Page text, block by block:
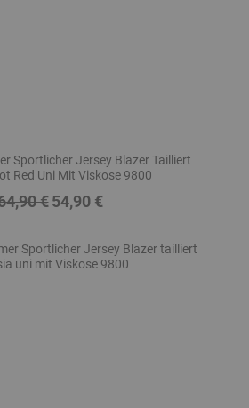
Sportlicher Jersey Blazer Tailliert
Red Uni Mit Viskose 9800
€ Preis
54,90 €